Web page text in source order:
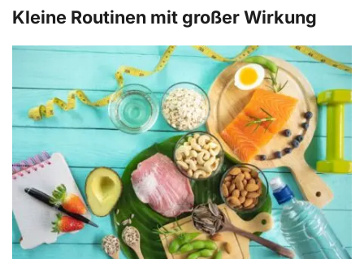
Kleine Routinen mit großer Wirkung